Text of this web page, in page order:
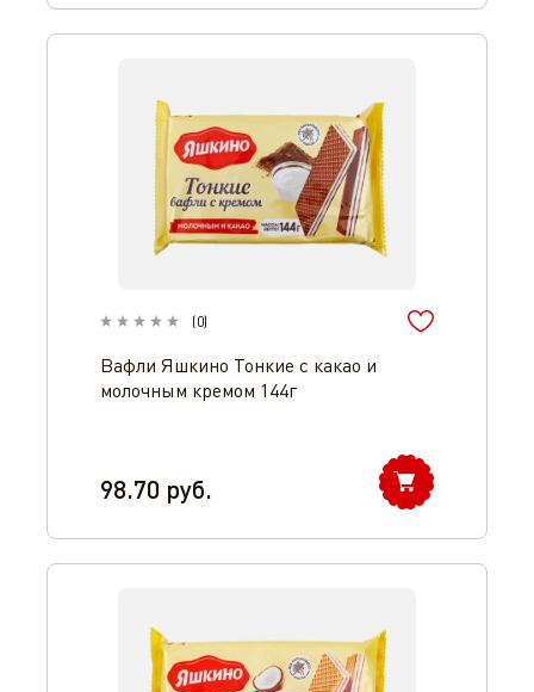
(0)
Вафли Яшкино Тонкие с какао и
молочным кремом 144г
98.70 руб.